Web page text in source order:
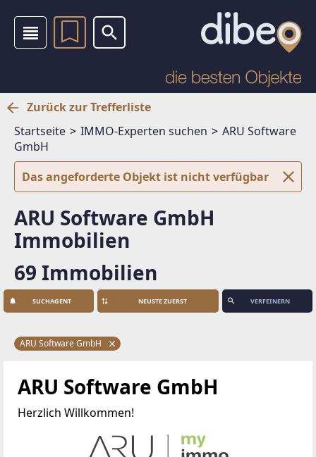
Zurück zur Trefferliste
Startseite
IMMO-Experten suchen
ARU Software
GmbH
Das angeforderte Objekt ist nicht verfügbar
ARU Software GmbH
Immobilien
69 Immobilien
SUCHAGENT VERFEINERN
ARU Software GmbH
ARU Software GmbH
Herzlich Willkommen!